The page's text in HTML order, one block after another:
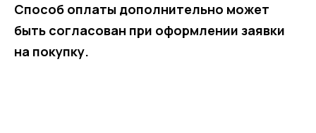
Способ оплаты дополнительно может
быть согласован при оформлении заявки
на покупку.